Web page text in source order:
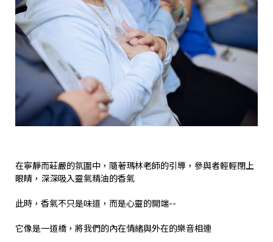
在寧靜而莊嚴的氛圍中，隨著瑪林老師的引導，參與者輕輕閉上
眼睛，深深吸入靈氣精油的香氣
此時，香氣不只是味道，而是心靈的開端--
它像是一道橋，將我們的內在情緒與外在的樂音相連